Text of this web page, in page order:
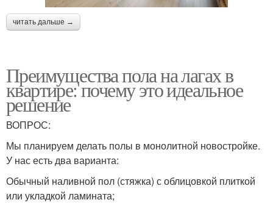
читать дальше →
Преимущества пола на лагах в
квартире: почему это идеальное
решение
ВОПРОС:
Мы планируем делать полы в монолитной новостройке.
У нас есть два варианта:
Обычный наливной пол (стяжка) с облицовкой плиткой
или укладкой ламината;